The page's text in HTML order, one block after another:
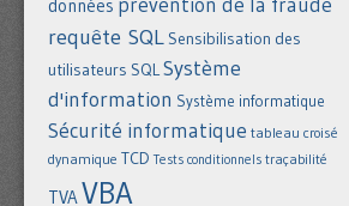
données
requête SQL Sensibilisation des
utilisateurs SQLSystème
d'information Système informatique
Sécurité informatique tableau croisé
dynamique TCD Tests conditionnels traçabilité
TVAVBA